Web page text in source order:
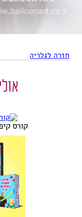
חזרה לגלריה
קורס